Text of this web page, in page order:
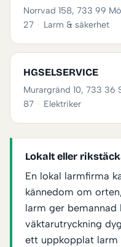
Norrvad 158, 733 99
27 · Larm & säkerhet
HGSELSERVICE
Murargränd 10, 733 36
87 · Elektriker
Lokalt eller
En lokal larmfirma
kännedom om
larm ger
väktarutryckning
ett uppkopplat larm